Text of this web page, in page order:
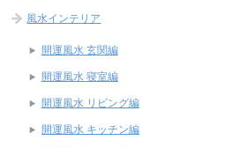
風水インテリア
開運風水 玄関編
開運風水 寝室編
開運風水 リビング編
開運風水 キッチン編